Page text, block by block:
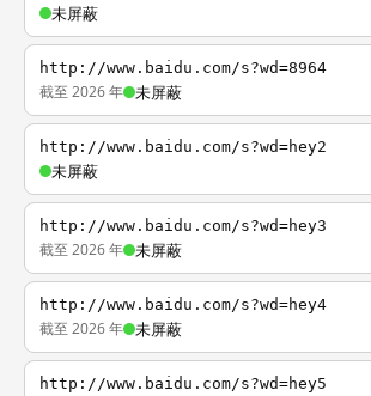
未屏蔽
http://www.baidu.com/s?wd=8964
截至 2026 年 未屏蔽
http://www.baidu.com/s?wd=hey2
未屏蔽
http://www.baidu.com/s?wd=hey3
截至 2026 年 未屏蔽
http://www.baidu.com/s?wd=hey4
截至 2026 年 未屏蔽
http://www.baidu.com/s?wd=hey5